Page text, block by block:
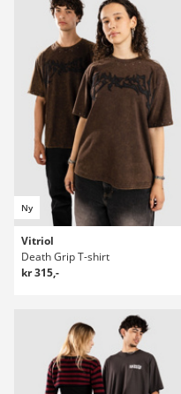
Ny
Vitriol
Death Grip T-shirt
kr 315,-